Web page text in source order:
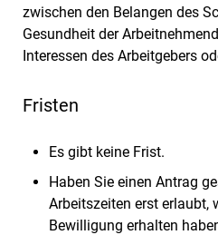
zwischen den Belangen des
Gesundheit der
Interessen des Arbeitgebers
Fristen
Es gibt keine Frist.
Haben Sie einen Antrag
Arbeitszeiten erst erlaubt,
Bewilligung erhalten